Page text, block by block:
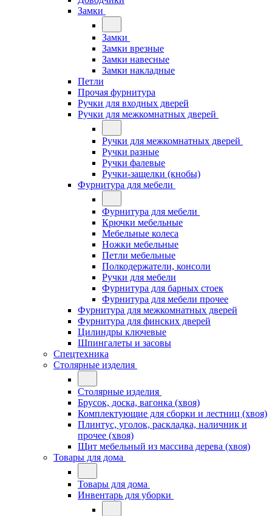
Замки
Замки
Замки врезные
Замки навесные
Замки накладные
Петли
Прочая фурнитура
Ручки для входных дверей
Ручки для межкомнатных дверей
Ручки для межкомнатных дверей
Ручки разные
Ручки фалевые
Ручки-защелки (кнобы)
Фурнитура для мебели
Фурнитура для мебели
Крючки мебельные
Мебельные колеса
Ножки мебельные
Петли мебельные
Полкодержатели, консоли
Ручки для мебели
Фурнитура для барных стоек
Фурнитура для мебели прочее
Фурнитура для межкомнатных дверей
Фурнитура для финских дверей
Цилиндры ключевые
Шпингалеты и засовы
Спецтехника
Столярные изделия
Столярные изделия
Брусок, доска, вагонка (хвоя)
Комплектующие для сборки и лестниц (хвоя)
Плинтус, уголок, раскладка, наличник и
прочее (хвоя)
Щит мебельный из массива дерева (хвоя)
Товары для дома
Товары для дома
Инвентарь для уборки